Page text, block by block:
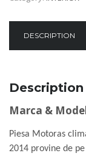
DESCRIPTION
Description
Marca &
Piesa Motoras
2014 provine de